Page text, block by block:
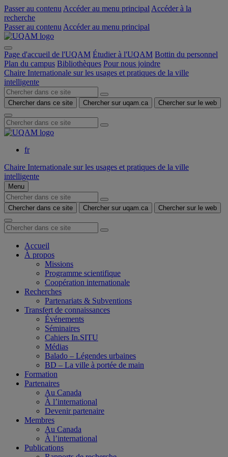
Passer au contenu Accéder au menu principal Accéder à la
recherche
Passer au contenu Accéder au menu principal
Page d'accueil de l'UQAM Étudier à l'UQAM Bottin du personnel
Plan du campus Bibliothèques Pour nous joindre
Chaire Internationale sur les usages et pratiques de la ville
intelligente
Chercher dans ce site Chercher sur uqam.ca Chercher sur le web
fr
Chaire Internationale sur les usages et pratiques de la ville
intelligente
Menu
Chercher dans ce site Chercher sur uqam.ca Chercher sur le web
Accueil
À propos
Missions
Programme scientifique
Coopération internationale
Recherches
Partenariats & Subventions
Transfert de connaissances
Événements
Séminaires
Cahiers In.SITU
Médias
Balado – Légendes urbaines
BD – La ville à portée de main
Formation
Partenaires
Au Canada
À l’international
Devenir partenaire
Membres
Au Canada
À l’international
Publications